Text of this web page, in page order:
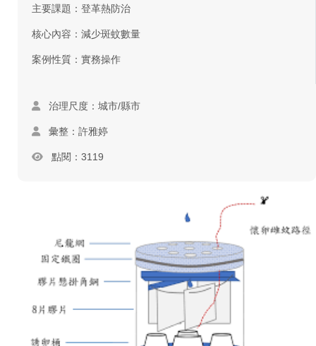
主要課題：登革熱防治
核心內容：減少斑蚊數量
案例性質：實務操作
治理尺度：城市/縣市
彙整：許雅婷
點閱：3119